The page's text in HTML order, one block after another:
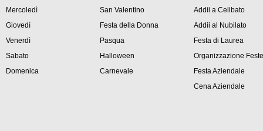
Mercoledì
Giovedì
Venerdì
Sabato
Domenica
San Valentino
Festa della Donna
Pasqua
Halloween
Carnevale
Addii a Celibato
Addii al Nubilato
Festa di Laurea
Organizzazione Feste
Festa Aziendale
Cena Aziendale